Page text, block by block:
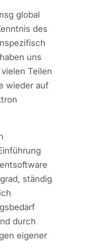
global
des
uns
Teilen
wieder auf
ständig
durch
eigener